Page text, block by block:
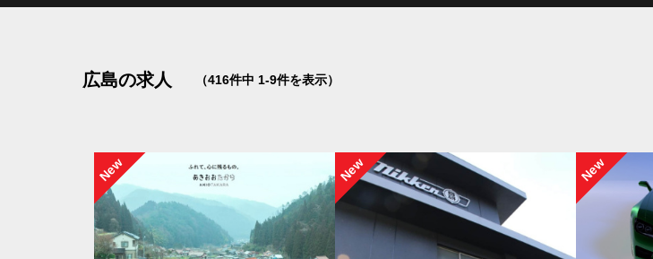
香川県 高知県 福岡県 長崎県
海外
広島の求人 （416件中 1-9件を表示）
New New New